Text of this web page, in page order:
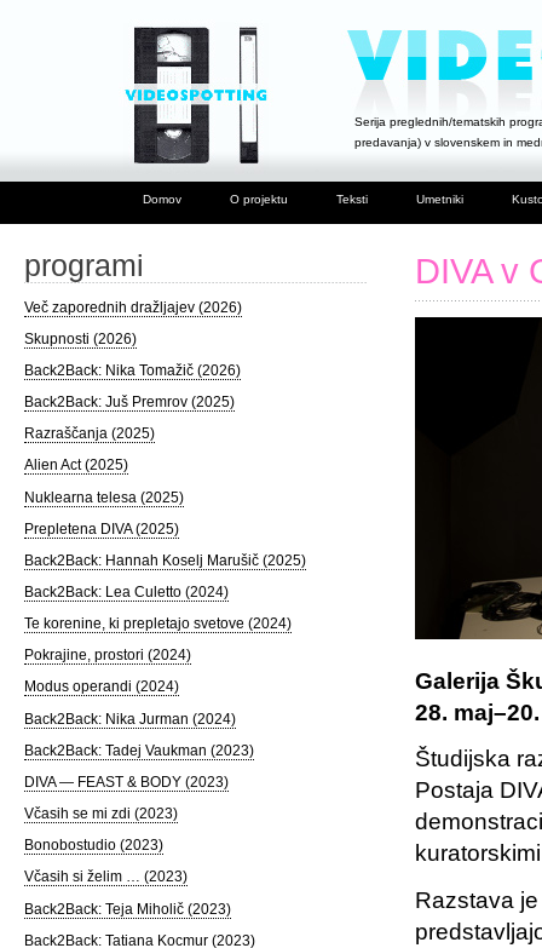
Serija preglednih/tematskih
predavanja) v slovenskem in
Domov O projektu Teksti Umetniki
DIVA v
Galerija
28.
Študijska
Postaja
Razstava
programi
Več zaporednih dražljajev (2026)
Skupnosti (2026)
Back2Back: Nika Tomažič (2026)
Back2Back: Juš Premrov (2025)
Razraščanja (2025)
Alien Act (2025)
Nuklearna telesa (2025)
Prepletena DIVA (2025)
Back2Back: Hannah Koselj Marušič (2025)
Back2Back: Lea Culetto (2024)
Te korenine, ki prepletajo svetove (2024)
Pokrajine, prostori (2024)
Modus operandi (2024)
Back2Back: Nika Jurman (2024)
Back2Back: Tadej Vaukman (2023)
DIVA — FEAST & BODY (2023)
Včasih se mi zdi (2023)
Bonobostudio (2023)
Včasih si želim … (2023)
Back2Back: Teja Miholič (2023)
Back2Back: Tatiana Kocmur (2023)